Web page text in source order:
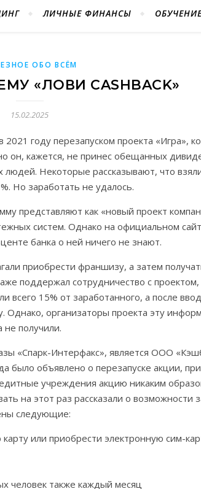
ЛИЧНЫЕ ФИНАНСЫ
ОБО ВСЁМ
«ЛОВИ CASHBACK»
15.02.2025
году перезапуском проекта «Игра»,
он, кажется, не принес обещанных
Некоторые рассказывают, что
Но заработать не удалось.
представляют как «новый проект
систем. Однако на официальном
банка о ней ничего не знают.
приобрести франшизу, а затем
поддержал сотрудничество с
всего 15% от заработанного, а после
Однако, организаторы проекта эту
получили.
«Спарк-Интерфакс», является ООО
объявлено о перезапуске акции,
учреждения акцию никаким
на этот раз рассказали о возможности
следующие:
или приобрести электронную сим-
человек также каждый месяц